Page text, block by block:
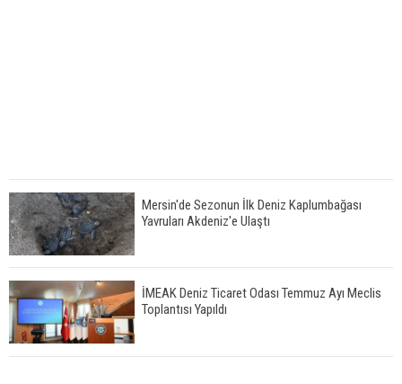
Mersin'de Sezonun İlk Deniz Kaplumbağası
Yavruları Akdeniz'e Ulaştı
İMEAK Deniz Ticaret Odası Temmuz Ayı Meclis
Toplantısı Yapıldı